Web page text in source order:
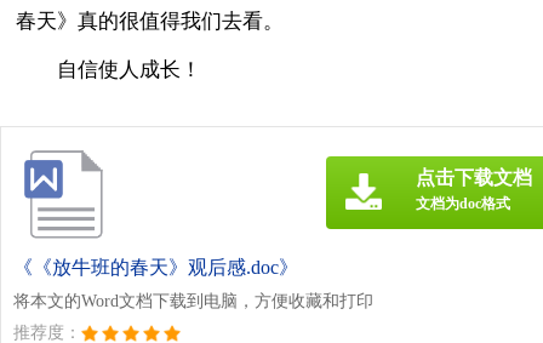
春天》真的很值得我们去看。
自信使人成长！
《《放牛班的春天》观后感.doc》
将本文的Word文档下载到电脑，方便收藏和打印
推荐度：
点击下载文档
文档为doc格式